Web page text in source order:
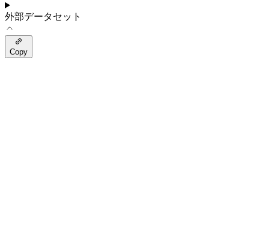
外部データセット
Copy